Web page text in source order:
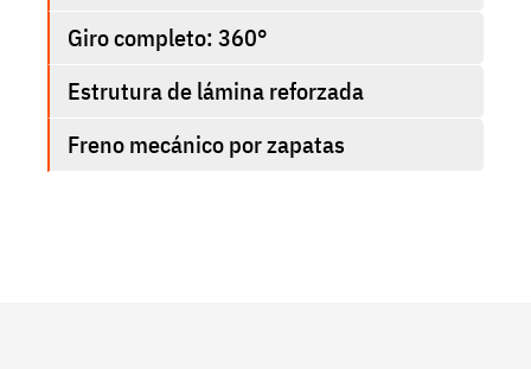
Giro completo: 360°
Estrutura de lámina reforzada
Freno mecánico por zapatas